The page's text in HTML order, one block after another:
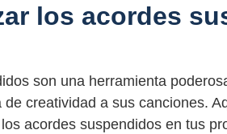
los acordes
son una herramienta
creatividad a sus canciones.
acordes suspendidos en tus